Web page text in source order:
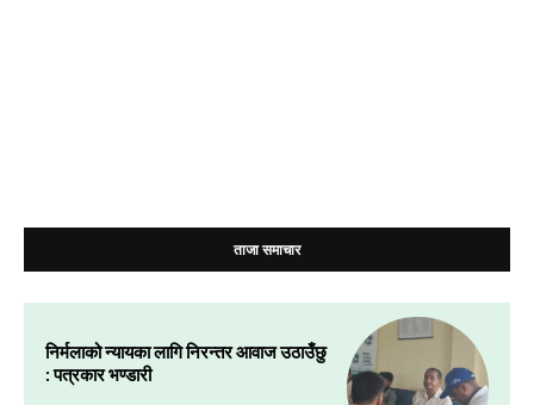
ताजा समाचार
निर्मलाको न्यायका लागि निरन्तर आवाज उठाउँछु
: पत्रकार भण्डारी